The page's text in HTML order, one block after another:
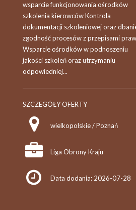
wsparcie funkcjonowania ośrodków
szkolenia kierowców Kontrola
dokumentacji szkoleniowej oraz
zgodność procesów z przepisami
Wsparcie ośrodków w podnoszeniu
jakości szkoleń oraz utrzymaniu
odpowiedniej...
SZCZEGÓŁY OFERTY
wielkopolskie / Poznań
Liga Obrony Kraju
Data dodania: 2026-07-28